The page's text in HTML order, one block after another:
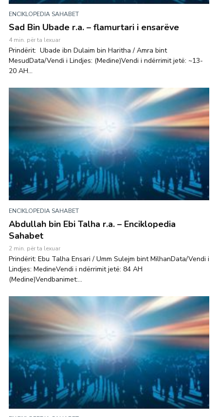
ENCIKLOPEDIA SAHABET
Sad Bin Ubade r.a. – flamurtari i ensarëve
4 min. për ta lexuar
Prindërit: Ubade ibn Dulaim bin Haritha / Amra bint
MesudData/Vendi i Lindjes: (Medine)Vendi i ndërrimit jetë: ~13-
20 AH...
ENCIKLOPEDIA SAHABET
Abdullah bin Ebi Talha r.a. – Enciklopedia
Sahabet
2 min. për ta lexuar
Prindërit: Ebu Talha Ensari / Umm Sulejm bint MilhanData/Vendi i
Lindjes: MedineVendi i ndërrimit jetë: 84 AH
(Medine)Vendbanimet:...